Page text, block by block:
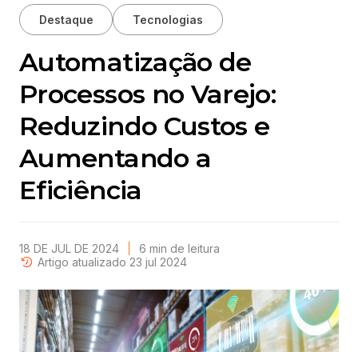
Destaque Tecnologias
Automatização de
Processos no Varejo:
Reduzindo Custos e
Aumentando a
Eficiência
18 DE JUL DE 2024 6 min de leitura
Artigo atualizado 23 jul 2024